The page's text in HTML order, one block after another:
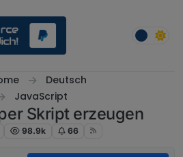
Deutsch
JavaScript
Skript erzeugen
98.9k 66